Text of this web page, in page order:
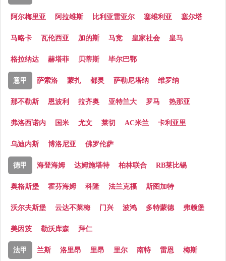
阿尔梅里亚 阿拉维斯 比利亚雷亚尔 塞维利亚 塞尔塔
马略卡 瓦伦西亚 加的斯 马竞 皇家社会 皇马
格拉纳达 赫塔菲 贝蒂斯 毕尔巴鄂
意甲 萨索洛 蒙扎 都灵 萨勒尼塔纳 维罗纳
那不勒斯 恩波利 拉齐奥 亚特兰大 罗马 热那亚
弗洛西诺内 国米 尤文 莱切 AC米兰 卡利亚里
乌迪内斯 博洛尼亚 佛罗伦萨
德甲 海登海姆 达姆施塔特 柏林联合 RB莱比锡
奥格斯堡 霍芬海姆 科隆 法兰克福 斯图加特
沃尔夫斯堡 云达不莱梅 门兴 波鸿 多特蒙德 弗赖堡
美因茨 勒沃库森 拜仁
法甲 兰斯 洛里昂 里昂 里尔 南特 雷恩 梅斯